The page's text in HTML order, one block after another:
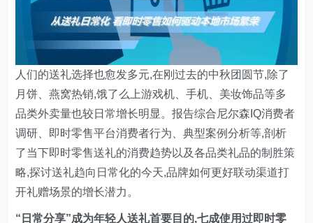
人们的送礼选择也愈发多元,在刚过去的中秋团圆节,除了
月饼、燕窝热销,饿了么上游戏机、手机、美妆饰品等多
品类外卖量也较日常增长明显。报告综合尼尔森IQ消费者
调研、即时零售平台消费者行为、典型案例分析等,剖析
了当下即时零售送礼的消费趋势以及各品类礼品的制胜策
略,探讨送礼趋向日常化的今天,品牌如何更好联动渠道打
开礼赠场景的增长潜力。
“日常分享”成为年轻人送礼首要目的,七成使用过即时零